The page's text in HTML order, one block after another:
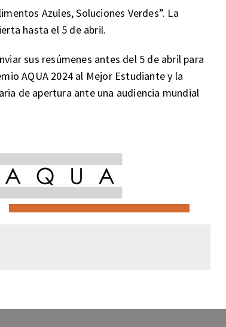
Azules, Soluciones Verdes”. La
hasta el 5 de abril.
sus resúmenes antes del 5 de abril para
AQUA 2024 al Mejor Estudiante y la
de apertura ante una audiencia mundial